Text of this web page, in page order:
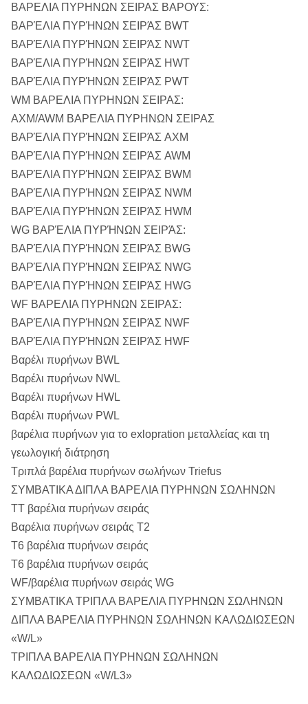
ΒΑΡΕΛΙΑ ΠΥΡΗΝΩΝ ΣΕΙΡΑΣ ΒΑΡΟΥΣ:
ΒΑΡΈΛΙΑ ΠΥΡΉΝΩΝ ΣΕΙΡΆΣ BWT
ΒΑΡΈΛΙΑ ΠΥΡΉΝΩΝ ΣΕΙΡΆΣ NWT
ΒΑΡΈΛΙΑ ΠΥΡΉΝΩΝ ΣΕΙΡΆΣ HWT
ΒΑΡΈΛΙΑ ΠΥΡΉΝΩΝ ΣΕΙΡΆΣ PWT
WM ΒΑΡΕΛΙΑ ΠΥΡΗΝΩΝ ΣΕΙΡΑΣ:
AXM/AWM ΒΑΡΕΛΙΑ ΠΥΡΗΝΩΝ ΣΕΙΡΑΣ
ΒΑΡΈΛΙΑ ΠΥΡΉΝΩΝ ΣΕΙΡΆΣ AXM
ΒΑΡΈΛΙΑ ΠΥΡΉΝΩΝ ΣΕΙΡΆΣ AWM
ΒΑΡΈΛΙΑ ΠΥΡΉΝΩΝ ΣΕΙΡΆΣ BWM
ΒΑΡΈΛΙΑ ΠΥΡΉΝΩΝ ΣΕΙΡΆΣ NWM
ΒΑΡΈΛΙΑ ΠΥΡΉΝΩΝ ΣΕΙΡΆΣ HWM
WG ΒΑΡΈΛΙΑ ΠΥΡΉΝΩΝ ΣΕΙΡΆΣ:
ΒΑΡΈΛΙΑ ΠΥΡΉΝΩΝ ΣΕΙΡΆΣ BWG
ΒΑΡΈΛΙΑ ΠΥΡΉΝΩΝ ΣΕΙΡΆΣ NWG
ΒΑΡΈΛΙΑ ΠΥΡΉΝΩΝ ΣΕΙΡΆΣ HWG
WF ΒΑΡΕΛΙΑ ΠΥΡΗΝΩΝ ΣΕΙΡΑΣ:
ΒΑΡΈΛΙΑ ΠΥΡΉΝΩΝ ΣΕΙΡΆΣ NWF
ΒΑΡΈΛΙΑ ΠΥΡΉΝΩΝ ΣΕΙΡΆΣ HWF
Βαρέλι πυρήνων BWL
Βαρέλι πυρήνων NWL
Βαρέλι πυρήνων HWL
Βαρέλι πυρήνων PWL
βαρέλια πυρήνων για το exlopration μεταλλείας και τη
γεωλογική διάτρηση
Τριπλά βαρέλια πυρήνων σωλήνων Triefus
ΣΥΜΒΑΤΙΚΑ ΔΙΠΛΑ ΒΑΡΕΛΙΑ ΠΥΡΗΝΩΝ ΣΩΛΗΝΩΝ
TT βαρέλια πυρήνων σειράς
Βαρέλια πυρήνων σειράς T2
T6 βαρέλια πυρήνων σειράς
T6 βαρέλια πυρήνων σειράς
WF/βαρέλια πυρήνων σειράς WG
ΣΥΜΒΑΤΙΚΑ ΤΡΙΠΛΑ ΒΑΡΕΛΙΑ ΠΥΡΗΝΩΝ ΣΩΛΗΝΩΝ
ΔΙΠΛΑ ΒΑΡΕΛΙΑ ΠΥΡΗΝΩΝ ΣΩΛΗΝΩΝ ΚΑΛΩΔΙΩΣΕΩΝ
«W/L»
ΤΡΙΠΛΑ ΒΑΡΕΛΙΑ ΠΥΡΗΝΩΝ ΣΩΛΗΝΩΝ
ΚΑΛΩΔΙΩΣΕΩΝ «W/L3»